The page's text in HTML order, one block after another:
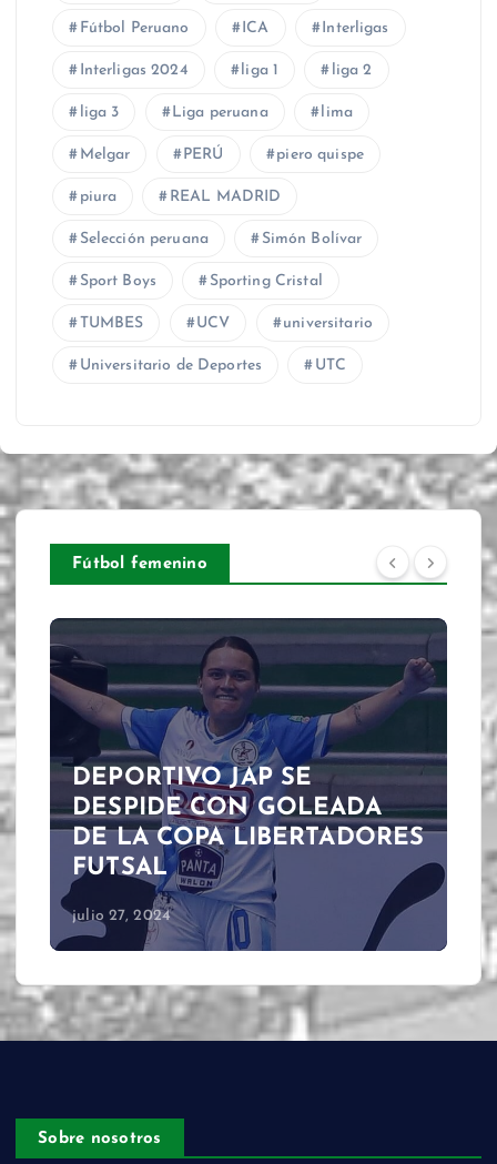
Fútbol Peruano ICA Interligas
Interligas 2024 liga 1 liga 2
liga 3 Liga peruana lima
Melgar PERÚ piero quispe
piura REAL MADRID
Selección peruana Simón Bolívar
Sport Boys Sporting Cristal
TUMBES UCV universitario
Universitario de Deportes UTC
Fútbol femenino
DEPORTIVO JAP SE
DESPIDE CON GOLEADA
DE LA COPA LIBERTADORES
FUTSAL
julio 27, 2024
Sobre nosotros